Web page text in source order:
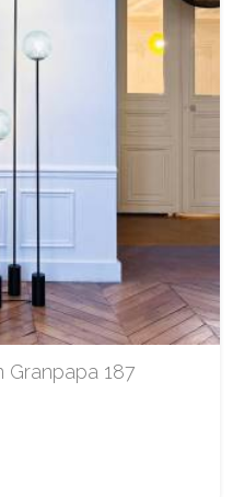
Granpapa 187